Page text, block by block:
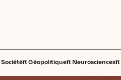
Sociétéπ Géopolitiqueπ Neurosciencesπ